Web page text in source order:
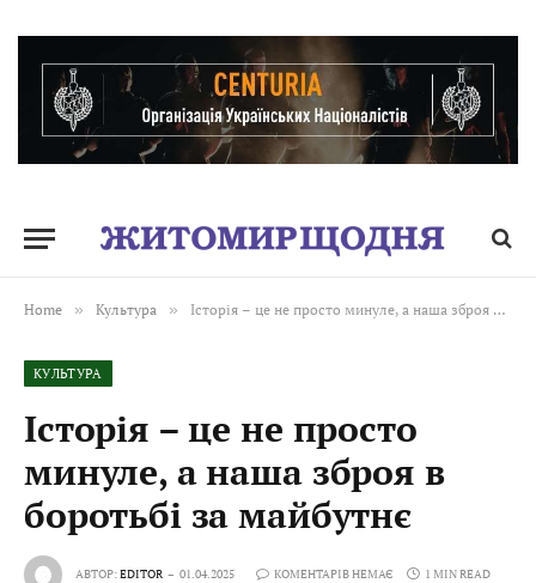
Home » Культура » Історія – це не просто минуле, а наша зброя в боротьбі за майбутнє
КУЛЬТУРА
Історія – це не просто
минуле, а наша зброя в
боротьбі за майбутнє
АВТОР:EDITOR 01.04.2025 КОМЕНТАРІВ НЕМАЄ 1 MIN READ